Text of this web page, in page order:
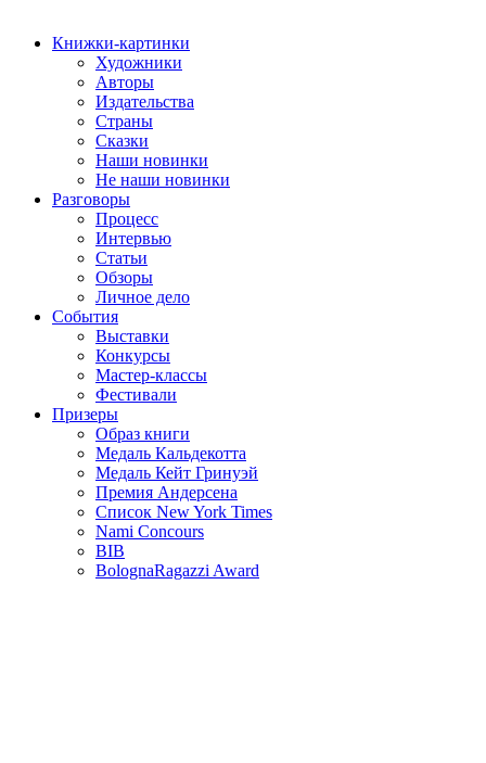
Книжки-картинки
Художники
Авторы
Издательства
Страны
Сказки
Наши новинки
Не наши новинки
Разговоры
Процесс
Интервью
Статьи
Обзоры
Личное дело
События
Выставки
Конкурсы
Мастер-классы
Фестивали
Призеры
Образ книги
Медаль Кальдекотта
Медаль Кейт Гринуэй
Премия Андерсена
Список New York Times
Nami Concours
BIB
BolognaRagazzi Award